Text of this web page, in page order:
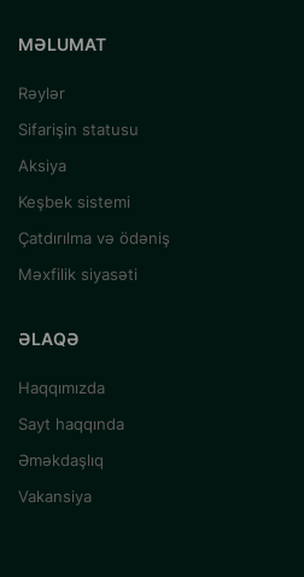
MƏLUMAT
Rəylər
Sifarişin statusu
Aksiya
Keşbek sistemi
Çatdırılma və ödəniş
Məxfilik siyasəti
ƏLAQƏ
Haqqımızda
Sayt haqqında
Əməkdaşlıq
Vakansiya